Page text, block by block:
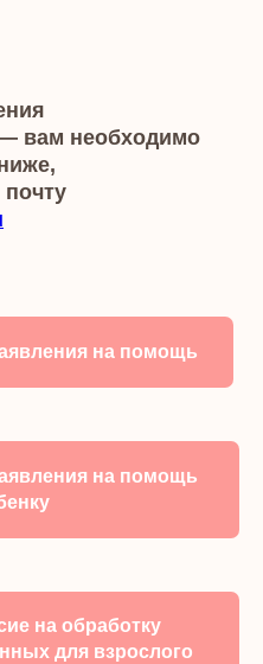
вам необходимо
на помощь
на помощь
на обработку
для взрослого